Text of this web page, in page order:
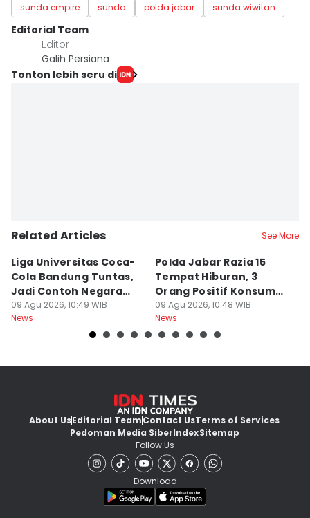
sunda empire sunda polda jabar sunda wiwitan
Editorial Team
Editor
Galih Persiana
Tonton lebih seru di
Related Articles See More
Liga Universitas Coca-
Cola Bandung Tuntas,
Jadi Contoh Negara
Lain
09 Agu 2026, 10:49 WIB
News
Polda Jabar Razia 15
Tempat Hiburan, 3
Orang Positif Konsumsi
Narkoba
09 Agu 2026, 10:48 WIB
News
About UsEditorial TeamContact UsTerms of Services
Pedoman Media SiberIndexSitemap
Follow Us
Download